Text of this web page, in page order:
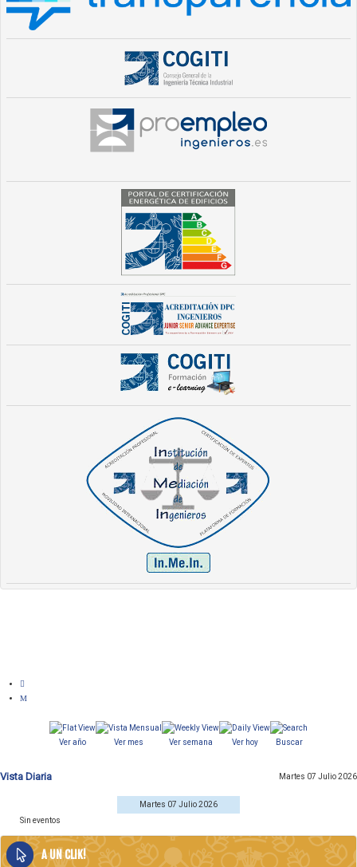
Ver año Ver mes Ver semana Ver hoy Buscar
Vista Diaria Martes 07 Julio 2026
Martes 07 Julio 2026
Sin eventos
A UN CLIK!